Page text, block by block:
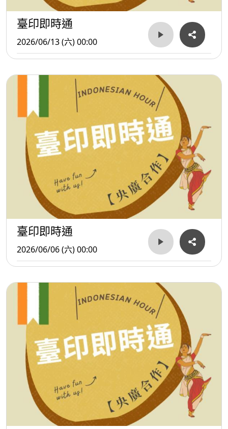
臺印即時通
2026/06/13 (六) 00:00
臺印即時通
2026/06/06 (六) 00:00